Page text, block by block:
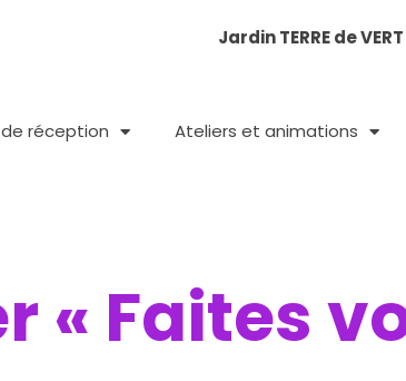
Jardin TERRE de VERT
de réception Ateliers et animations
« Faites